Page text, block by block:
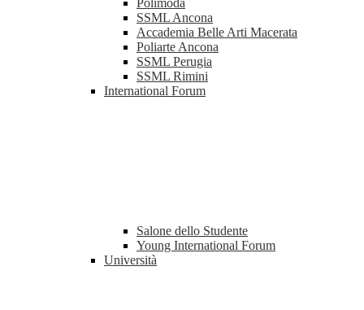
Polimoda
SSML Ancona
Accademia Belle Arti Macerata
Poliarte Ancona
SSML Perugia
SSML Rimini
International Forum
Salone dello Studente
Young International Forum
Università